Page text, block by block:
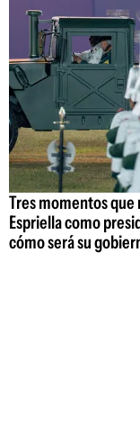
Tres momentos que
Espriella como
cómo será su